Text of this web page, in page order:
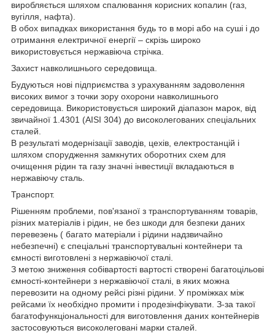
виробляється шляхом спалювання корисних копалин (газ,
вугілля, нафта).
В обох випадках використання будь то в морі або на суші і до
отримання електричної енергії – скрізь широко
використовується нержавіюча стрічка.
Захист навколишнього середовища.
Будуються нові підприємства з урахуванням задоволення
високих вимог з точки зору охорони навколишнього
середовища. Використовується широкий діапазон марок, від
звичайної 1.4301 (AISI 304) до високолегованих спеціальних
сталей.
В результаті модернізації заводів, цехів, електростанцій і
шляхом спорудження замкнутих оборотних схем для
очищення рідин та газу значні інвестиції вкладаються в
нержавіючу сталь.
Транспорт.
Рішенням проблеми, пов'язаної з транспортуванням товарів,
різних матеріалів і рідин, не без шкоди для безпеки даних
перевезень ( багато матеріали і рідини надзвичайно
небезпечні) є спеціальні транспортувальні контейнери та
ємності виготовлені з нержавіючої сталі.
З метою зниження собівартості вартості створені багатоцільові
ємності-контейнери з нержавіючої сталі, в яких можна
перевозити на одному рейсі різні рідини. У проміжках між
рейсами їх необхідно промити і продезінфікувати. З-за такої
багатофункціональності для виготовлення даних контейнерів
застосовуються високолеговані марки сталей.